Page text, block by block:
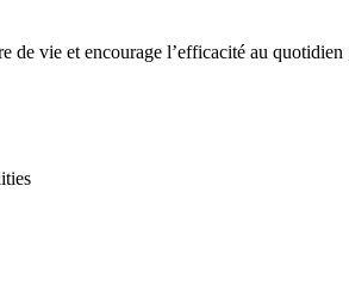
de vie et encourage l’efficacité au quotidien